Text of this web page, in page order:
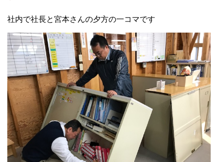
社内で社長と宮本さんの夕方の一コマです